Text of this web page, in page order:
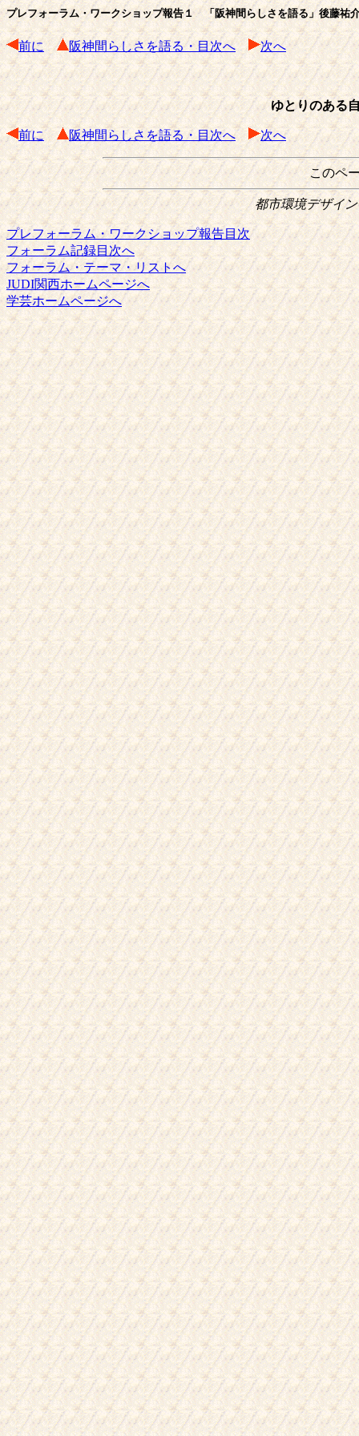
プレフォーラム・ワークショップ報告１ 「阪神間らしさを語る」後藤祐
前に 阪神間らしさを語る・目次へ 次へ
ゆとりのある
前に 阪神間らしさを語る・目次へ 次へ
このペ
都市環境デザイ
プレフォーラム・ワークショップ報告目次
フォーラム記録目次へ
フォーラム・テーマ・リストへ
JUDI関西ホームページへ
学芸ホームページへ